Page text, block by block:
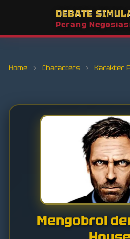
DEBATE
Perang
Home › Characters › Karakter
Mengobrol